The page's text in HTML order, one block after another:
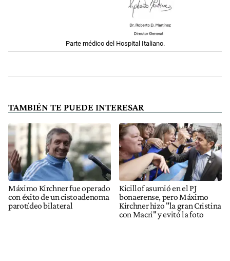
Parte médico del Hospital Italiano.
TAMBIÉN TE PUEDE INTERESAR
Máximo Kirchner fue operado
con éxito de un cistoadenoma
parotídeo bilateral
Kicillof asumió en el PJ
bonaerense, pero Máximo
Kirchner hizo "la gran Cristina
con Macri" y evitó la foto